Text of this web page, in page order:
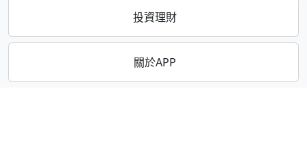
投資理財
關於APP